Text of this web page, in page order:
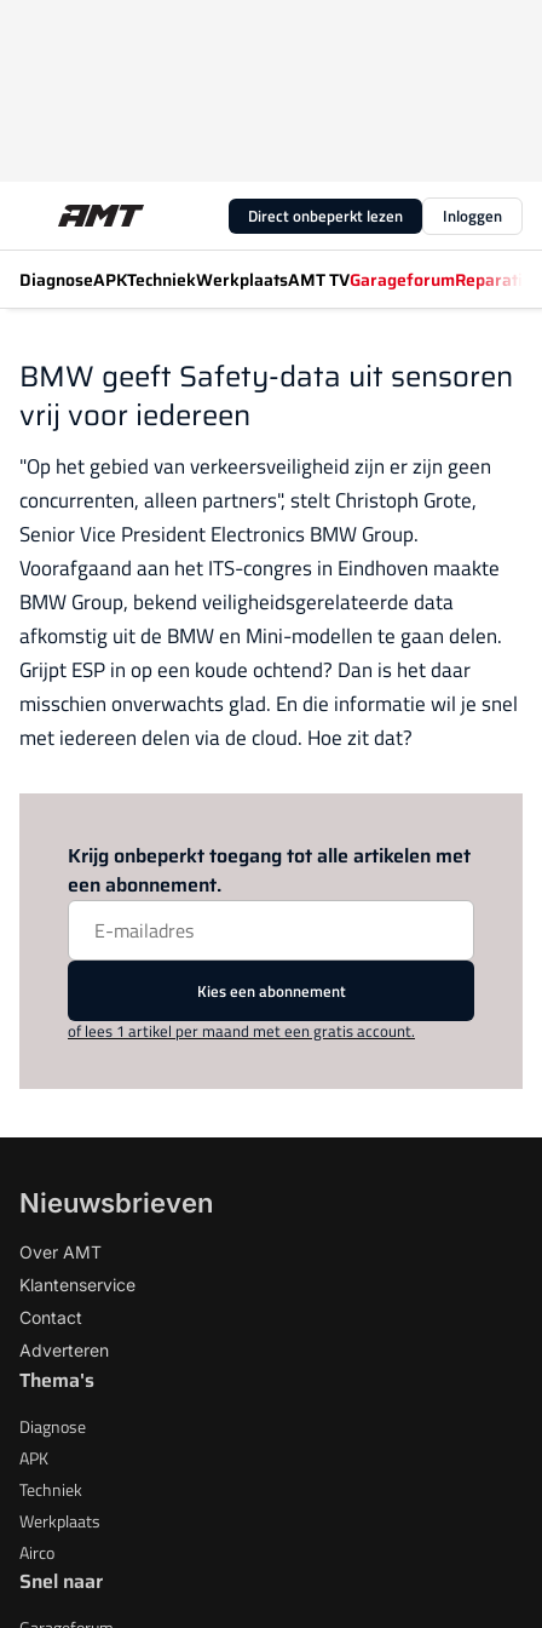
Direct onbeperkt lezen Inloggen
DiagnoseAPKTechniekWerkplaatsAMT TVGarageforum
BMW geeft Safety-data uit sensoren
vrij voor iedereen
"Op het gebied van verkeersveiligheid zijn er zijn geen
concurrenten, alleen partners", stelt Christoph Grote,
Senior Vice President Electronics BMW Group.
Voorafgaand aan het ITS-congres in Eindhoven maakte
BMW Group, bekend veiligheidsgerelateerde data
afkomstig uit de BMW en Mini-modellen te gaan delen.
Grijpt ESP in op een koude ochtend? Dan is het daar
misschien onverwachts glad. En die informatie wil je snel
met iedereen delen via de cloud. Hoe zit dat?
Krijg onbeperkt toegang tot alle artikelen met
een abonnement.
Kies een abonnement
of lees 1 artikel per maand met een gratis account.
Nieuwsbrieven
Over AMT
Klantenservice
Contact
Adverteren
Thema's
Diagnose
APK
Techniek
Werkplaats
Airco
Snel naar